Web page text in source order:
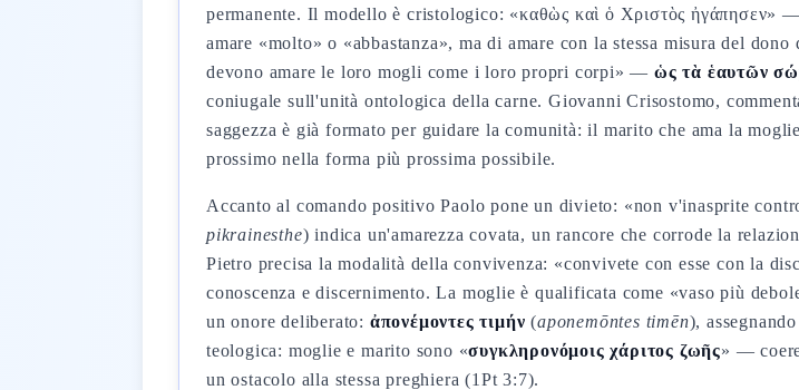
permanente. Il modello è cristologico: «καθὼς καὶ ὁ Χριστὸς ἠγάπησεν»
amare «molto» o «abbastanza», ma di amare con la stessa misura del
devono amare le loro mogli come i loro propri corpi» — ὡς τὰ ἑαυτῶν
coniugale sull'unità ontologica della carne. Giovanni Crisostomo,
saggezza è già formato per guidare la comunità: il marito che ama la
prossimo nella forma più prossima possibile.
Accanto al comando positivo Paolo pone un divieto: «non v'inasprite
pikrainesthe) indica un'amarezza covata, un rancore che corrode la
Pietro precisa la modalità della convivenza: «convivete con esse con la
conoscenza e discernimento. La moglie è qualificata come «vaso più
un onore deliberato: ἀπονέμοντες τιμήν (aponemōntes timēn),
teologica: moglie e marito sono «συγκληρονόμοις χάριτος ζωῆς» —
un ostacolo alla stessa preghiera (1Pt 3:7).